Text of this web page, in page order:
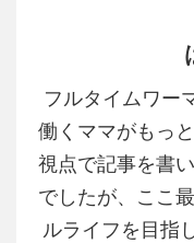
フルタイムワー
働くママがもっ
視点で記事を書
でしたが、ここ
ルライフを目指